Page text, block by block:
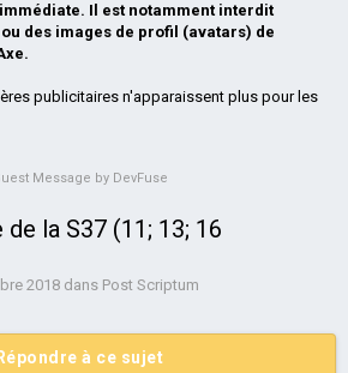
Il est notamment interdit
des images de profil (avatars) de
publicitaires n'apparaissent plus pour les
Message by DevFuse
la S37 (11; 13; 16
2018 dans Post Scriptum
Répondre à ce sujet